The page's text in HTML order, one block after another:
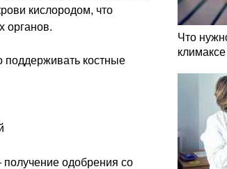
кислородом, что
органов.
поддерживать костные
одобрения со
Что
климаксе